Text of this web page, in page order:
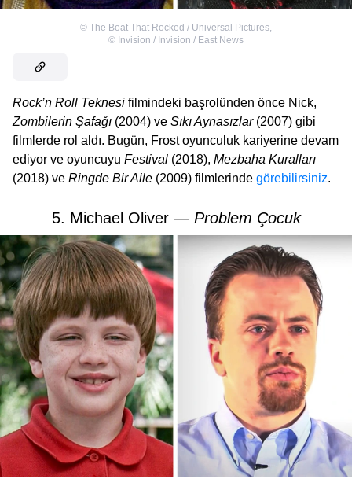
© The Boat That Rocked / Universal Pictures
© Invision / Invision / East News
Rock’n Roll Teknesi filmindeki başrolünden önce Nick,
Zombilerin Şafağı (2004) ve Sıkı Aynasızlar(2007) gibi
filmlerde rol aldı. Bugün, Frost oyunculuk kariyerine devam
ediyor ve oyuncuyu Festival (2018), Mezbaha Kuralları
(2018) ve Ringde Bir Aile (2009) filmlerinde görebilirsiniz.
5. Michael Oliver — Problem Çocuk